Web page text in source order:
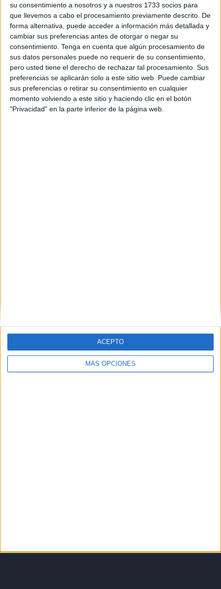
su consentimiento a nosotros y a nuestros 1733 socios para
que llevemos a cabo el procesamiento previamente descrito. De
forma alternativa, puede acceder a información más detallada y
cambiar sus preferencias antes de otorgar o negar su
consentimiento. Tenga en cuenta que algún procesamiento de
sus datos personales puede no requerir de su consentimiento,
pero usted tiene el derecho de rechazar tal procesamiento. Sus
preferencias se aplicarán solo a este sitio web. Puede cambiar
sus preferencias o retirar su consentimiento en cualquier
momento volviendo a este sitio y haciendo clic en el botón
"Privacidad" en la parte inferior de la página web.
MÁS OPCIONES
ACEPTO
UGT se suma a la concentración de las
cuatro culturas: "Ceuta necesita unidad,
respuestas y más recursos"
HACE 7 HORAS
Ceuta invadida, sus médicos
sobrepasados
HACE 7 HORAS
Carta abierta al ministro de Asuntos
Exteriores, Unión Europea y Cooperación